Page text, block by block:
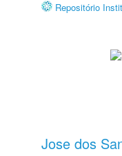
Repositório
Jose dos